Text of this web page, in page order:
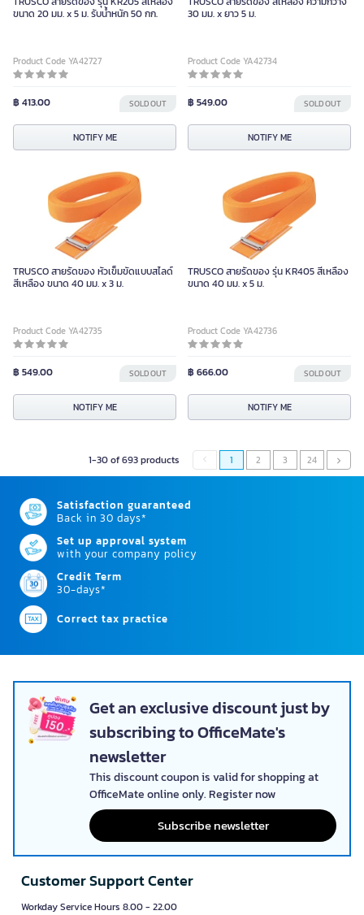
ขนาด 20 มม. x 5 ม. รับน้ำหนัก 50 กก.
Product Code YA42727
฿ 413.00 SOLD OUT
NOTIFY ME
30 มม. x ยาว 5 ม.
Product Code YA42734
฿ 549.00 SOLD OUT
NOTIFY ME
TRUSCO สายรัดของ หัวเข็มขัดแบบสไลด์
สีเหลือง ขนาด 40 มม. x 3 ม.
Product Code YA42735
฿ 549.00 SOLD OUT
NOTIFY ME
TRUSCO สายรัดของ รุ่น KR405 สีเหลือง
ขนาด 40 มม. x 5 ม.
Product Code YA42736
฿ 666.00 SOLD OUT
NOTIFY ME
1-30 of 693 products 1 2 3 24
Satisfaction guaranteed
Back in 30 days*
Set up approval system
with your company policy
Credit Term
30-days*
Correct tax practice
Get an exclusive discount just by
subscribing to OfficeMate's
newsletter
This discount coupon is valid for shopping at
OfficeMate online only. Register now
Subscribe newsletter
Customer Support Center
Workday Service Hours 8.00 - 22.00